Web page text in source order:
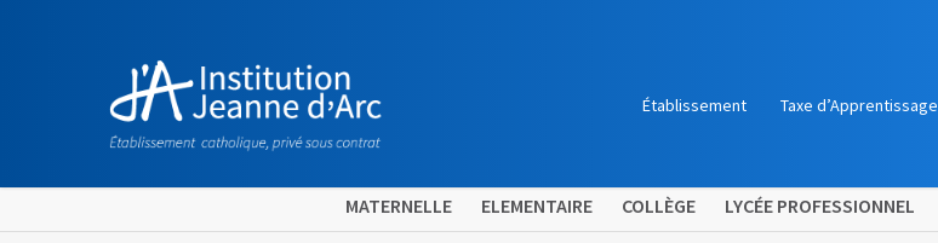
MATERNELLE ELEMENTAIRE COLLÈGE LYCÉE PROFESSIONNEL
Établissement Taxe d’Apprentissage